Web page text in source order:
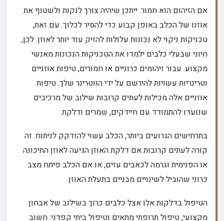
אם הזיהום הוא חמור. ייתכן שיהיה צורך לנקות ולשטוף את
אוזנו של הכלב באופן קבוע כדי להסיר לכלוך. עם זאת,
טכניקות ניקוי לא נכונות עלולות להזיק עוד יותר לאוזן. לכן,
חיוני שבעלי כלבים ילמדו את הטכניקות הנכונות מאנשי
מקצוע. עבור זיהומים כרוניים או חמורים, טיפות אוזניים
וטרינריות עשויות להירשם על ידי הווטרינר שלך. טיפות
אוזניים אלה מכילות לעתים קרובות שילוב של מרכיבים
שנועדו להתמודד עם חיידקים, שמרים ודלקת.
בתרחישים הגרועים ביותר, הכלב עשוי להזדקק לניתוח. זה
קורה לעתים קרובות אם דלקת האוזן הגיעה לאוזן התיכונה
או הפנימית וגרמה לכאבים עזים, או אם הכלב פיתח מצב
כרוני שהוביל לשינויים מבניים בתעלת האוזן.
הטיפול בדלקות אלו אצל כלבים כרוך בשילוב של אבחון
מקצועי, טיפול תרופתי מתאים וטיפול ביתי קפדני. חשוב